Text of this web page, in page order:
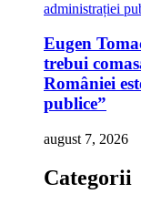
Eugen
trebui
României
publice”
august 7, 2026
Categorii